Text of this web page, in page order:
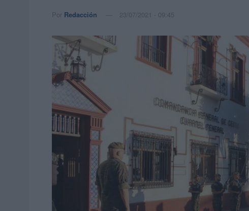
Por Redacción 23/07/2021 - 09:45